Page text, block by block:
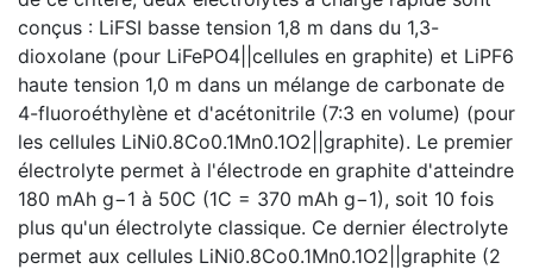
conçus : LiFSI basse tension 1,8 m dans du 1,3-
dioxolane (pour LiFePO4||cellules en graphite) et LiPF6
haute tension 1,0 m dans un mélange de carbonate de
4-fluoroéthylène et d'acétonitrile (7:3 en volume) (pour
les cellules LiNi0.8Co0.1Mn0.1O2||graphite). Le premier
électrolyte permet à l'électrode en graphite d'atteindre
180 mAh g−1 à 50C (1C = 370 mAh g−1), soit 10 fois
plus qu'un électrolyte classique. Ce dernier électrolyte
permet aux cellules LiNi0.8Co0.1Mn0.1O2||graphite (2